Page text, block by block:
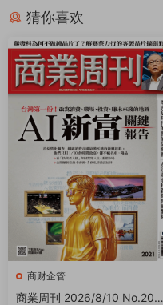
猜你喜欢
商财企管
商業周刊 2026/8/10 No.2021